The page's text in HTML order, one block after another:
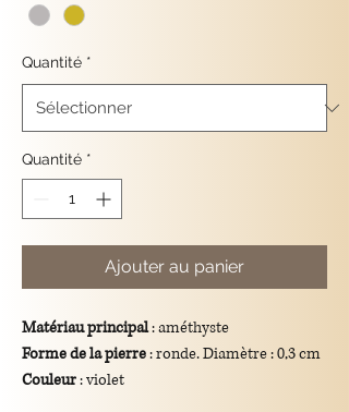
Quantité *
Quantité *
Ajouter au panier
Matériau principal: améthyste
Forme de la pierre: ronde. Diamètre : 0,3 cm
Couleur: violet